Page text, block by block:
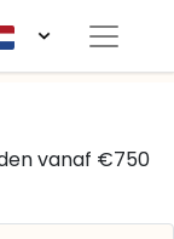
vanaf €750